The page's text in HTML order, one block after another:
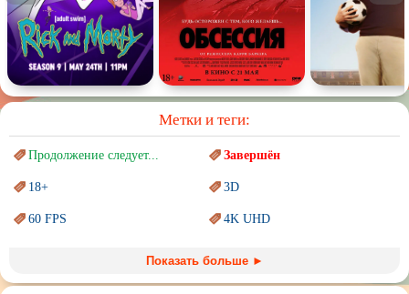
Комедия Человек Обучающие видео Религия
Метки и теги:
Продолжение следует... Завершён
18+ 3D
60 FPS 4K UHD
Marvel PIXAR
Показать больше ►